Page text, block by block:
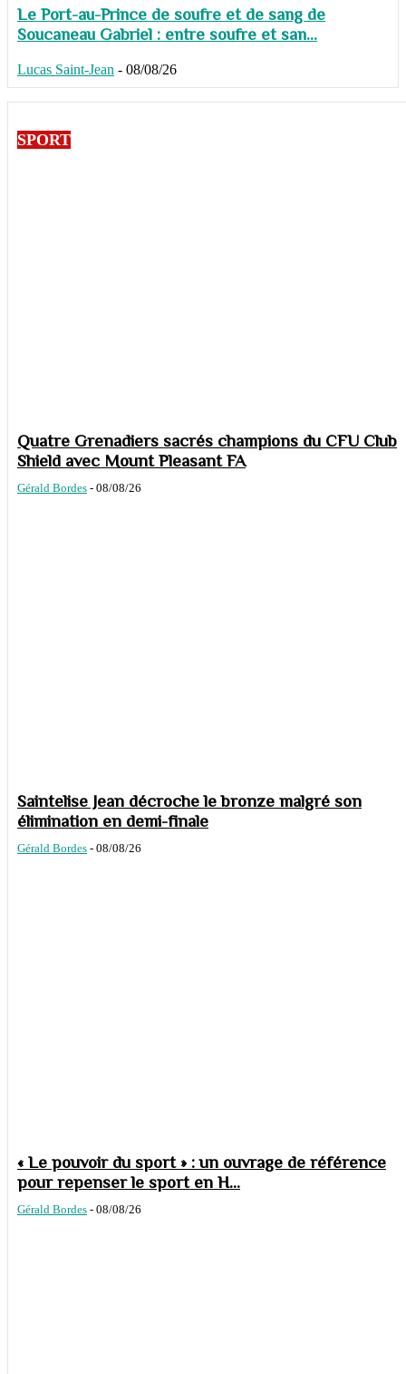
Le Port-au-Prince de soufre et de sang de
Soucaneau Gabriel : entre soufre et san...
Lucas Saint-Jean - 08/08/26
SPORT
Quatre Grenadiers sacrés champions du CFU Club
Shield avec Mount Pleasant FA
Gérald Bordes - 08/08/26
Saintelise Jean décroche le bronze malgré son
élimination en demi-finale
Gérald Bordes - 08/08/26
« Le pouvoir du sport » : un ouvrage de référence
pour repenser le sport en H...
Gérald Bordes - 08/08/26